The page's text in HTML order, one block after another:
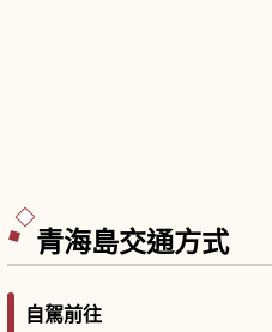
青海島交通方式
自駕前往